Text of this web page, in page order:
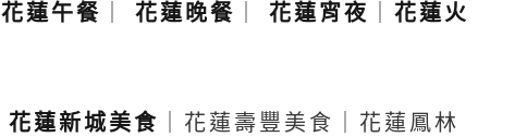
花蓮午餐 花蓮晚餐 花蓮宵夜
花蓮火
花蓮新城美食 ｜花蓮壽豐美食｜花蓮鳳林